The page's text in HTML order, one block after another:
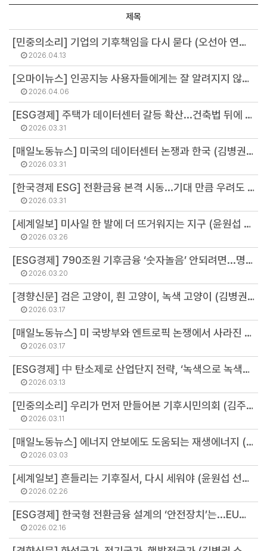
제목
[민중의소리] 기업의 기후책임을 다시 묻다 (오선아 연구원)
2026.04.13
[오마이뉴스] 인공지능 사용자들에게는 잘 알려지지 않은 사실 (김병권 소장)
2026.04.06
[ESG경제] 주택가 데이터센터 갈등 확산...건축법 뒤에 숨은 지자체가 ‘주범’ (강민영 연구원)
2026.03.31
[매일노동뉴스] 미국의 데이터센터 논쟁과 한국 (김병권 소장)
2026.03.31
[한국경제 ESG] 전환금융 본격 시동...기대 만큼 우려도 크다 (최기원 팀장)
2026.03.31
[세계일보] 미사일 한 발에 더 뜨거워지는 지구 (윤원섭 선임연구원)
2026.03.26
[ESG경제] 790조원 기후금융 ‘숫자놀음’ 안되려면...명세서 제시해야 (최기원 팀장)
2026.03.20
[경향신문] 검은 고양이, 흰 고양이, 녹색 고양이 (김병권 소장)
2026.03.17
[매일노동뉴스] 미 국방부와 엔트로픽 논쟁에서 사라진 주제 (김병권 소장)
2026.03.17
[ESG경제] 中 탄소제로 산업단지 전략, ‘녹색으로 녹색을 만든다 (강민영 연구원)
2026.03.13
[민중의소리] 우리가 먼저 만들어본 기후시민의회 (김주온 연구원)
2026.03.11
[매일노동뉴스] 에너지 안보에도 도움되는 재생에너지 (김병권 소장)
2026.03.03
[세계일보] 흔들리는 기후질서, 다시 세워야 (윤원섭 선임연구원)
2026.02.26
[ESG경제] 한국형 전환금융 설계의 ‘안전장치’는...EU와 일본 사례의 교훈 (오선아 연구원)
2026.02.16